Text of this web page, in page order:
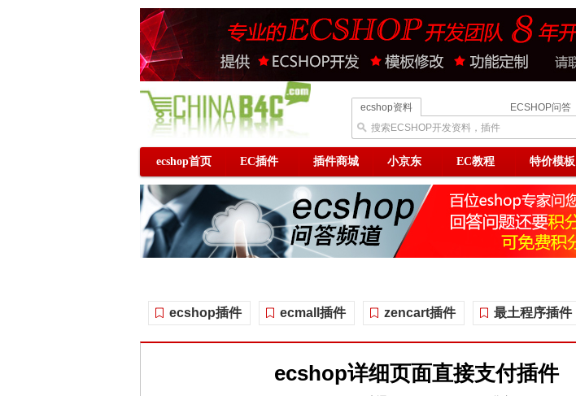
ecshop资料
搜索ECSHOP开发资料，插件
ECSHOP问答
ecshop首页 EC插件 插件商城 小京东 EC教程 特价模板
ecshop插件 ecmall插件 zencart插件 最土程序插件
ecshop详细页面直接支付插件